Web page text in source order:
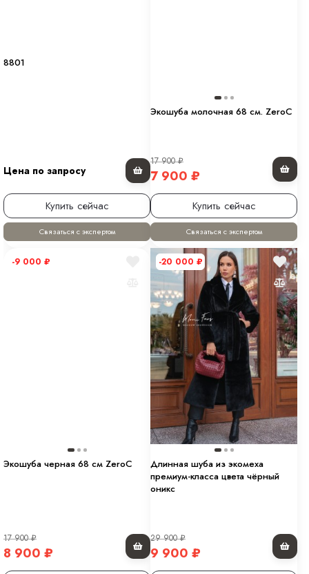
8801
Цена по запросу
Купить сейчас
Связаться с экспертом
Экошуба молочная 68 см. ZeroC
17 900₽
7 900 ₽
Купить сейчас
Связаться с экспертом
-9 000 ₽
Экошуба черная 68 см ZeroC
17 900₽
8 900 ₽
-20 000 ₽
Длинная шуба из экомеха
премиум-класса цвета чёрный
оникс
29 900₽
9 900 ₽